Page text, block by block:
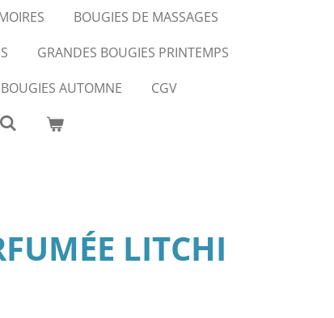
BOUGIES DE MASSAGES
GRANDES BOUGIES PRINTEMPS
AUTOMNE
CGV
LITCHI